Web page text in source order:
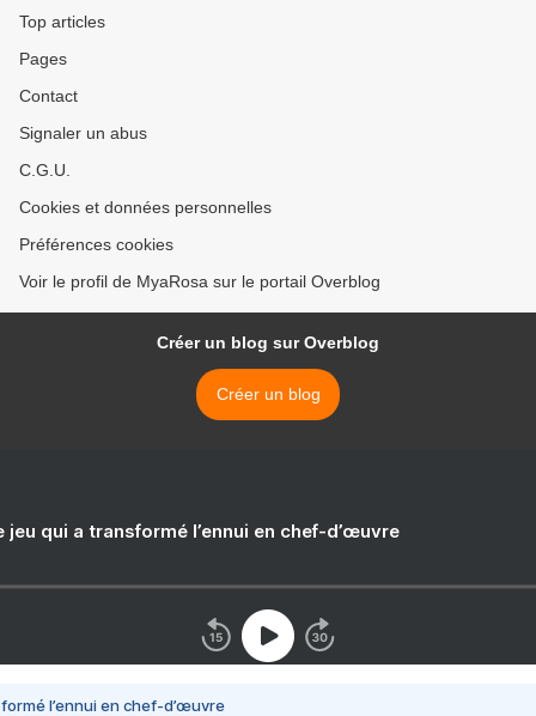
Top articles
Pages
Contact
Signaler un abus
C.G.U.
Cookies et données personnelles
Préférences cookies
Voir le profil de MyaRosa sur le portail Overblog
Créer un blog sur Overblog
Créer un blog
jeu qui a transformé l’ennui en chef-d’œuvre
l’ennui en chef-d’œuvre